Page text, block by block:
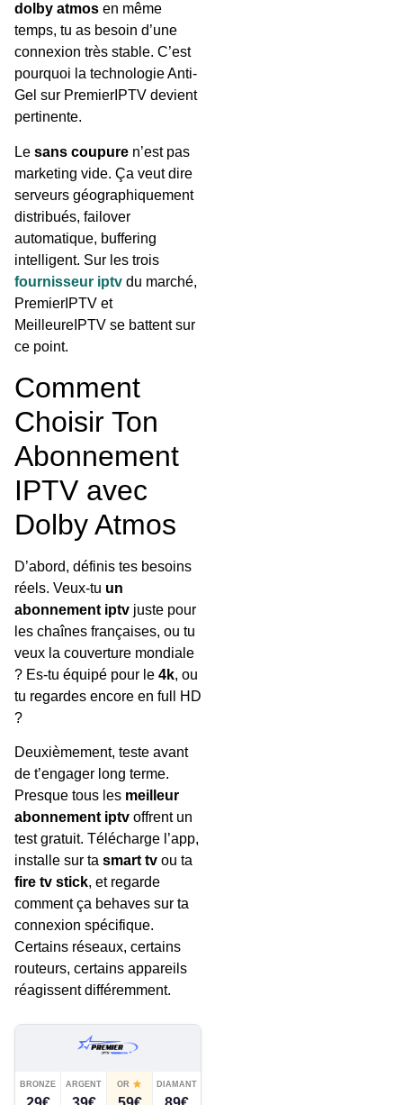
dolby atmos en même
temps, tu as besoin d’une
connexion très stable. C’est
pourquoi la technologie Anti-
Gel sur PremierIPTV devient
pertinente.
Le sans coupure n’est pas
marketing vide. Ça veut dire
serveurs géographiquement
distribués, failover
automatique, buffering
intelligent. Sur les trois
fournisseur iptv du marché,
PremierIPTV et
MeilleureIPTV se battent sur
ce point.
Comment
Choisir Ton
Abonnement
IPTV avec
Dolby Atmos
D’abord, définis tes besoins
réels. Veux-tu un
abonnement iptv juste pour
les chaînes françaises, ou tu
veux la couverture mondiale
? Es-tu équipé pour le 4k, ou
tu regardes encore en full HD
?
Deuxièmement, teste avant
de t’engager long terme.
Presque tous les meilleur
abonnement iptv offrent un
test gratuit. Télécharge l’app,
installe sur ta smart tv ou ta
fire tv stick, et regarde
comment ça behaves sur ta
connexion spécifique.
Certains réseaux, certains
routeurs, certains appareils
réagissent différemment.
BRONZE ARGENT OR DIAMANT